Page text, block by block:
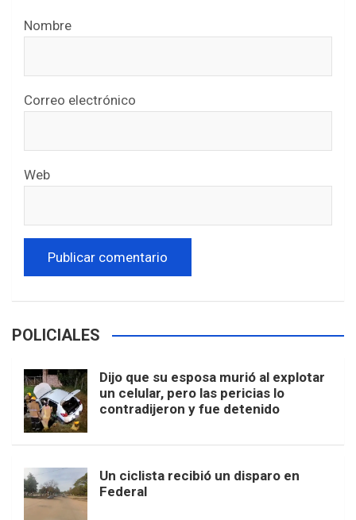
Nombre
Correo electrónico
Web
POLICIALES
Dijo que su esposa murió al explotar
un celular, pero las pericias lo
contradijeron y fue detenido
Un ciclista recibió un disparo en
Federal